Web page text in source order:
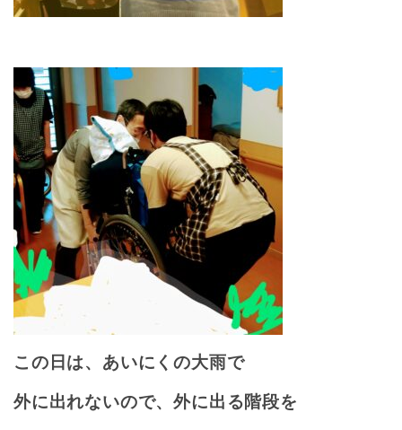
この日は、あいにくの大雨で
外に出れないので、外に出る階段を